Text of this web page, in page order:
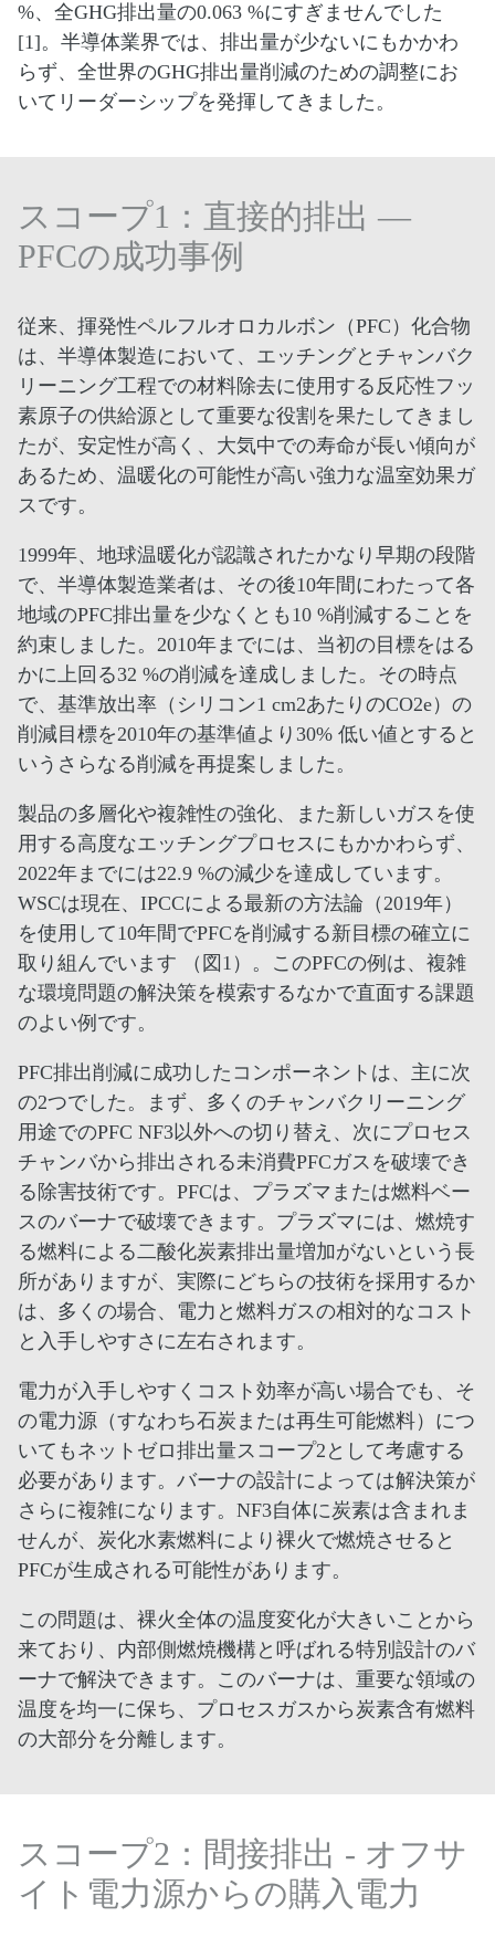
%、全GHG排出量の0.063 %にすぎませんでした
[1]。半導体業界では、排出量が少ないにもかかわ
らず、全世界のGHG排出量削減のための調整にお
いてリーダーシップを発揮してきました。
スコープ1：直接的排出 —
PFCの成功事例
従来、揮発性ペルフルオロカルボン（PFC）化合物
は、半導体製造において、エッチングとチャンバク
リーニング工程での材料除去に使用する反応性フッ
素原子の供給源として重要な役割を果たしてきまし
たが、安定性が高く、大気中での寿命が長い傾向が
あるため、温暖化の可能性が高い強力な温室効果ガ
スです。
1999年、地球温暖化が認識されたかなり早期の段階
で、半導体製造業者は、その後10年間にわたって各
地域のPFC排出量を少なくとも10 %削減することを
約束しました。2010年までには、当初の目標をはる
かに上回る32 %の削減を達成しました。その時点
で、基準放出率（シリコン1 cm2あたりのCO2e）の
削減目標を2010年の基準値より30% 低い値とすると
いうさらなる削減を再提案しました。
製品の多層化や複雑性の強化、また新しいガスを使
用する高度なエッチングプロセスにもかかわらず、
2022年までには22.9 %の減少を達成しています。
WSCは現在、IPCCによる最新の方法論（2019年）
を使用して10年間でPFCを削減する新目標の確立に
取り組んでいます （図1）。このPFCの例は、複雑
な環境問題の解決策を模索するなかで直面する課題
のよい例です。
PFC排出削減に成功したコンポーネントは、主に次
の2つでした。まず、多くのチャンバクリーニング
用途でのPFC NF3以外への切り替え、次にプロセス
チャンバから排出される未消費PFCガスを破壊でき
る除害技術です。PFCは、プラズマまたは燃料ベー
スのバーナで破壊できます。プラズマには、燃焼す
る燃料による二酸化炭素排出量増加がないという長
所がありますが、実際にどちらの技術を採用するか
は、多くの場合、電力と燃料ガスの相対的なコスト
と入手しやすさに左右されます。
電力が入手しやすくコスト効率が高い場合でも、そ
の電力源（すなわち石炭または再生可能燃料）につ
いてもネットゼロ排出量スコープ2として考慮する
必要があります。バーナの設計によっては解決策が
さらに複雑になります。NF3自体に炭素は含まれま
せんが、炭化水素燃料により裸火で燃焼させると
PFCが生成される可能性があります。
この問題は、裸火全体の温度変化が大きいことから
来ており、内部側燃焼機構と呼ばれる特別設計のバ
ーナで解決できます。このバーナは、重要な領域の
温度を均一に保ち、プロセスガスから炭素含有燃料
の大部分を分離します。
スコープ2：間接排出 - オフサ
イト電力源からの購入電力